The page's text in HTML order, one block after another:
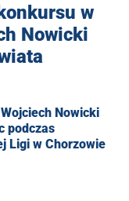
w
Nowicki
Nowicki
podczas
Ligi w Chorzowie